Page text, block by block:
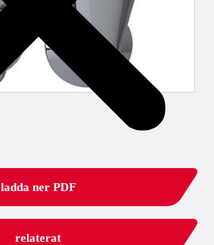
ladda ner PDF
relaterat